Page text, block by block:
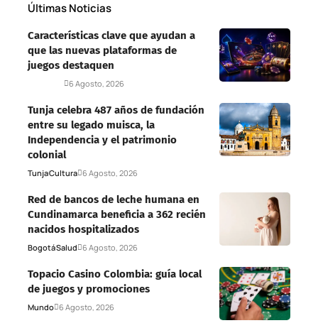
Últimas Noticias
Características clave que ayudan a
que las nuevas plataformas de
juegos destaquen
6 Agosto, 2026
Tunja celebra 487 años de fundación
entre su legado muisca, la
Independencia y el patrimonio
colonial
TunjaCultura 6 Agosto, 2026
Red de bancos de leche humana en
Cundinamarca beneficia a 362 recién
nacidos hospitalizados
BogotáSalud 6 Agosto, 2026
Topacio Casino Colombia: guía local
de juegos y promociones
Mundo 6 Agosto, 2026